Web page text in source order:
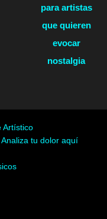
para artistas
que quieren
evocar
nostalgia
Artístico
tu dolor aquí